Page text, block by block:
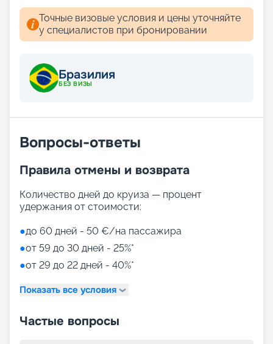
Точные визовые условия и цены уточняйте
у специалистов при бронировании
Бразилия
БЕЗ ВИЗЫ
Вопросы-ответы
Правила отмены и возврата
Количество дней до круиза — процент
удержания от стоимости:
●до 60 дней - 50 €/на пассажира
●от 59 до 30 дней - 25%*
●от 29 до 22 дней - 40%*
Показать все условия
Частые вопросы